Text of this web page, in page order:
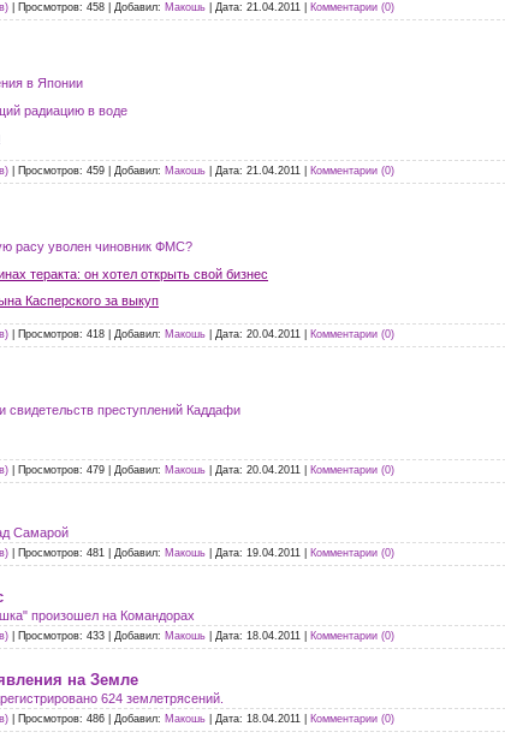
Просмотров: 458 Добавил: Макошь Дата: 21.04.2011 Комментарии (0)
в Японии
радиацию в воде
Просмотров: 459 Добавил: Макошь Дата: 21.04.2011 Комментарии (0)
расу уволен чиновник ФМС?
теракта: он хотел открыть свой бизнес
Касперского за выкуп
Просмотров: 418 Добавил: Макошь Дата: 20.04.2011 Комментарии (0)
свидетельств преступлений Каддафи
Просмотров: 479 Добавил: Макошь Дата: 20.04.2011 Комментарии (0)
Самарой
Просмотров: 481 Добавил: Макошь Дата: 19.04.2011 Комментарии (0)
произошел на Командорах
Просмотров: 433 Добавил: Макошь Дата: 18.04.2011 Комментарии (0)
на Земле
624 землетрясений.
Просмотров: 486 Добавил: Макошь Дата: 18.04.2011 Комментарии (0)